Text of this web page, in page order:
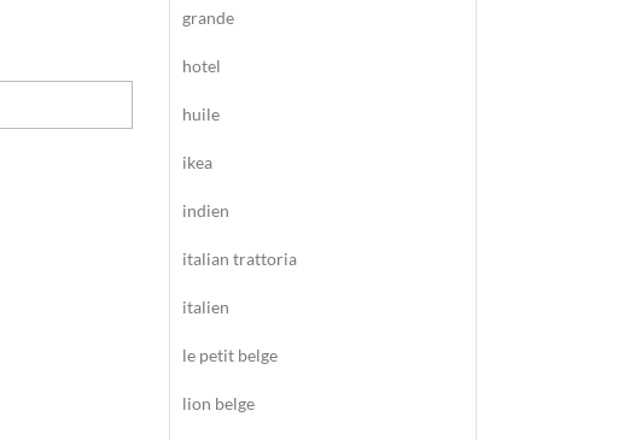
grande
hotel
huile
ikea
indien
italian trattoria
italien
le petit belge
lion belge